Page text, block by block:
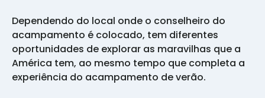
Dependendo do local onde o conselheiro do
acampamento é colocado, tem diferentes
oportunidades de explorar as maravilhas que a
América tem, ao mesmo tempo que completa a
experiência do acampamento de verão.